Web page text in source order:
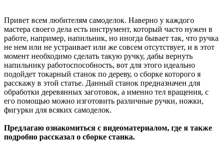
Привет всем любителям самоделок. Наверно у каждого
мастера своего дела есть инструмент, который часто нужен в
работе, например, напильник, но иногда бывает так, что ручка
не нем или не устраивает или же совсем отсутствует, и в этот
момент необходимо сделать такую ручку, дабы вернуть
напильнику работоспособность, вот для этого идеально
подойдет токарный станок по дереву, о сборке которого я
расскажу в этой статье. Данный станок предназначен для
обработки деревянных заготовок, а именно тел вращения, с
его помощью можно изготовить различные ручки, ножки,
фигурки для всяких самоделок.
Предлагаю ознакомиться с видеоматериалом, где я также
подробно рассказал о сборке станка.